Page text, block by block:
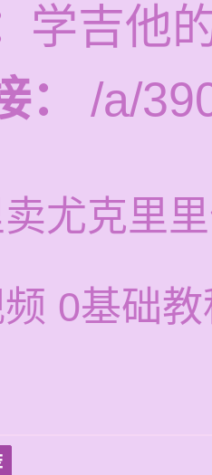
学吉他
/a/
尤克里
0基础